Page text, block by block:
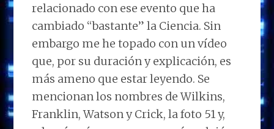
relacionado con ese evento que ha
cambiado “bastante” la Ciencia. Sin
embargo me he topado con un vídeo
que, por su duración y explicación, es
más ameno que estar leyendo. Se
mencionan los nombres de Wilkins,
Franklin, Watson y Crick, la foto 51 y,